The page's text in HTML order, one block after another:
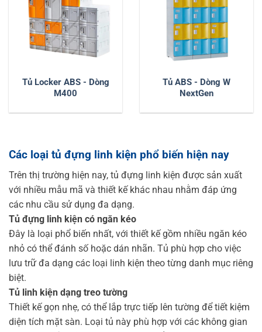
Tủ Locker ABS - Dòng
M400
Tủ ABS - Dòng W
NextGen
Các loại tủ đựng linh kiện phổ biến hiện nay
Trên thị trường hiện nay, tủ đựng linh kiện được sản xuất
với nhiều mẫu mã và thiết kế khác nhau nhằm đáp ứng
các nhu cầu sử dụng đa dạng.
Tủ đựng linh kiện có ngăn kéo
Đây là loại phổ biến nhất, với thiết kế gồm nhiều ngăn kéo
nhỏ có thể đánh số hoặc dán nhãn. Tủ phù hợp cho việc
lưu trữ đa dạng các loại linh kiện theo từng danh mục riêng
biệt.
Tủ linh kiện dạng treo tường
Thiết kế gọn nhẹ, có thể lắp trực tiếp lên tường để tiết kiệm
diện tích mặt sàn. Loại tủ này phù hợp với các không gian